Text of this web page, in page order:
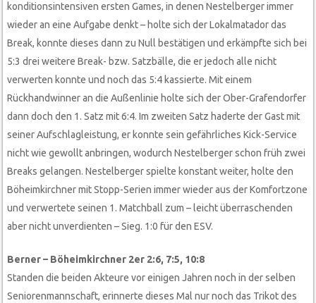
konditionsintensiven ersten Games, in denen Nestelberger immer
wieder an eine Aufgabe denkt – holte sich der Lokalmatador das
Break, konnte dieses dann zu Null bestätigen und erkämpfte sich bei
5:3 drei weitere Break- bzw. Satzbälle, die er jedoch alle nicht
verwerten konnte und noch das 5:4 kassierte. Mit einem
Rückhandwinner an die Außenlinie holte sich der Ober-Grafendorfer
dann doch den 1. Satz mit 6:4. Im zweiten Satz haderte der Gast mit
seiner Aufschlagleistung, er konnte sein gefährliches Kick-Service
nicht wie gewollt anbringen, wodurch Nestelberger schon früh zwei
Breaks gelangen. Nestelberger spielte konstant weiter, holte den
Böheimkirchner mit Stopp-Serien immer wieder aus der Komfortzone
und verwertete seinen 1. Matchball zum – leicht überraschenden
aber nicht unverdienten – Sieg. 1:0 für den ESV.
Berner – Böheimkirchner 2er 2:6, 7:5, 10:8
Standen die beiden Akteure vor einigen Jahren noch in der selben
Seniorenmannschaft, erinnerte dieses Mal nur noch das Trikot des